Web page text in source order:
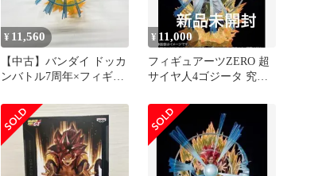
¥ 11,560
【中古】バンダイ ドッカ
ンバトル7周年×フィギュ
ゴジータ 究極パワーのサ
イヤ人戦士 本体のみ[97]
¥ 11,000
フィギュアーツZERO 超
サイヤ人4ゴジータ 究極
未開封